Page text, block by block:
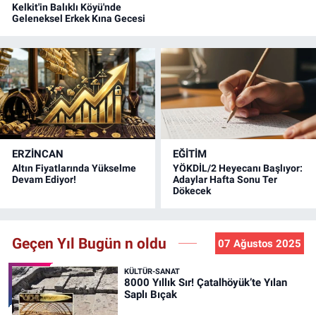
Kelkit'in Balıklı Köyü'nde
Geleneksel Erkek Kına Gecesi
ERZINCAN
Altın Fiyatlarında Yükselme
Devam Ediyor!
EĞİTİM
YÖKDİL/2 Heyecanı Başlıyor:
Adaylar Hafta Sonu Ter
Dökecek
Geçen Yıl Bugün n oldu 07 Ağustos 2025
KÜLTÜR-SANAT
8000 Yıllık Sır! Çatalhöyük’te Yılan
Saplı Bıçak